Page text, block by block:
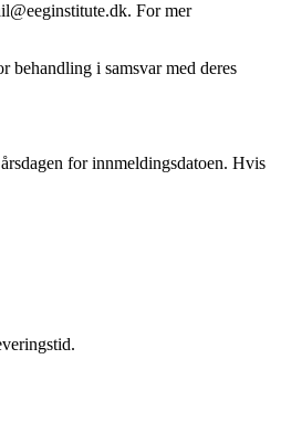
For mer
i samsvar med deres
for innmeldingsdatoen. Hvis